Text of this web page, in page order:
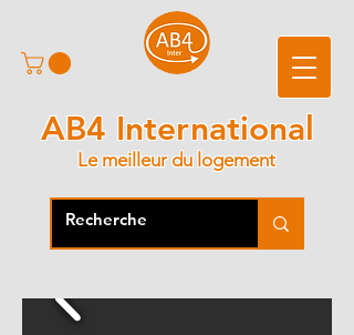
AB4 International
Le meilleur du logement